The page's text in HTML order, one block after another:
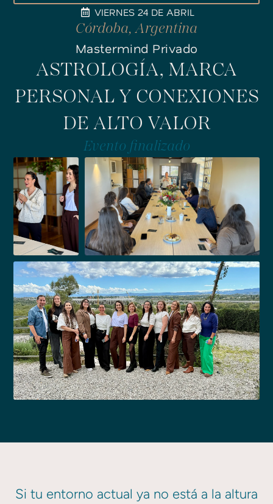
VIERNES 24 DE ABRIL
Córdoba, Argentina
Mastermind Privado
ASTROLOGÍA, MARCA
PERSONAL Y CONEXIONES
DE ALTO VALOR
Evento finalizado
Si tu entorno actual ya no está a la altura